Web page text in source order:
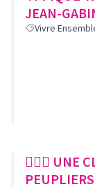
JEAN-
Vivre
🤹🏼‍♀️ UNE
PEUPLIERS